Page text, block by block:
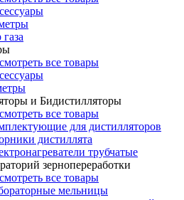
все товары
и Бидистилляторы
все товары
для дистилляторов
дистиллята
трубчатые
зернопереработки
все товары
мельницы